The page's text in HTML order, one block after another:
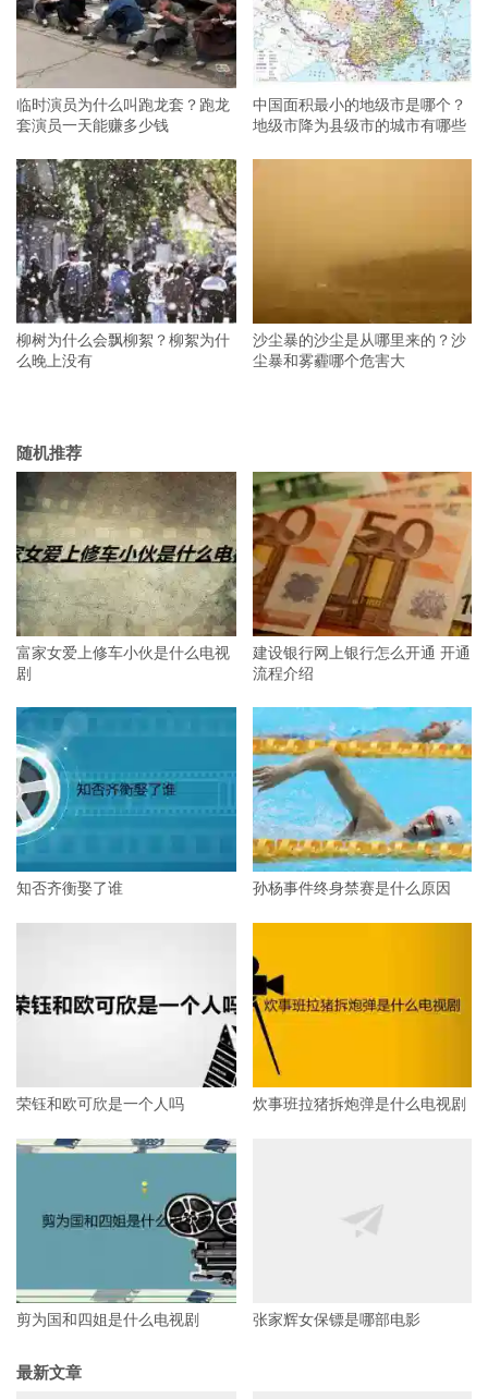
临时演员为什么叫跑龙套？跑龙
套演员一天能赚多少钱
中国面积最小的地级市是哪个？
地级市降为县级市的城市有哪些
柳树为什么会飘柳絮？柳絮为什
么晚上没有
沙尘暴的沙尘是从哪里来的？沙
尘暴和雾霾哪个危害大
随机推荐
富家女爱上修车小伙是什么电视
剧
建设银行网上银行怎么开通 开通
流程介绍
知否齐衡娶了谁 孙杨事件终身禁赛是什么原因
荣钰和欧可欣是一个人吗 炊事班拉猪拆炮弹是什么电视剧
剪为国和四姐是什么电视剧 张家辉女保镖是哪部电影
最新文章